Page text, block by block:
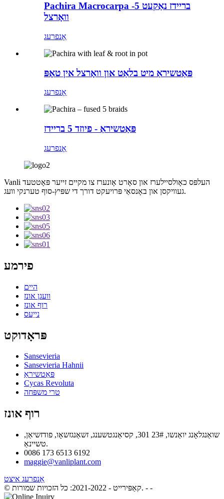
Pachira Macrocarpa -5 בריידז נאַקעט
וואָרצל
אָנפרעג
פּאַטשיראַ מיט בלאַט און וואָרצל אין טאָפּ
אָנפרעג
פּאַטשיראַ - פיוזד 5 בריידז
אָנפרעג
Vanli העלפּס כאָולסיילערז און סאָרט אָונערז צו מקיים זייער פּאָטטעד
געוויקסן און באָנסאַי פּרויעקט דורך די שפּיץ-סוף טערנקי וועג.
פירמע
היים
וועגן אונז
רוף אונז
נייַעס
פּראָדוקט
Sansevieria
Sansevieria Hahnii
פּאַטשיראַ
Cycas Revoluta
טרי משפּחה
רוף אונז
שואַנגלאָנג יואַנשו, 23# 301, קסיאַנגטשענג, זשאַנגזשאָו, פודזשיאַן,
טשיינאַ.
0086 173 6513 6192
maggie@vanliplant.com
אָנפרעג איצט
© קאַפּירייט - 2021-2022: כל הזכויות שמורות. - -